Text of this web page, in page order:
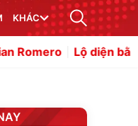
KHÁC
diện bằng chứng